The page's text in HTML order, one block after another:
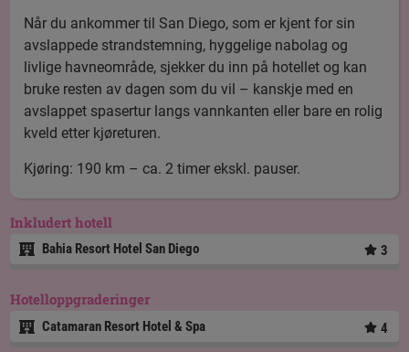
Når du ankommer til San Diego, som er kjent for sin
avslappede strandstemning, hyggelige nabolag og
livlige havneområde, sjekker du inn på hotellet og kan
bruke resten av dagen som du vil – kanskje med en
avslappet spasertur langs vannkanten eller bare en rolig
kveld etter kjøreturen.
Kjøring: 190 km – ca. 2 timer ekskl. pauser.
Inkludert hotell
Bahia Resort Hotel San Diego 3
Hotelloppgraderinger
Catamaran Resort Hotel & Spa 4